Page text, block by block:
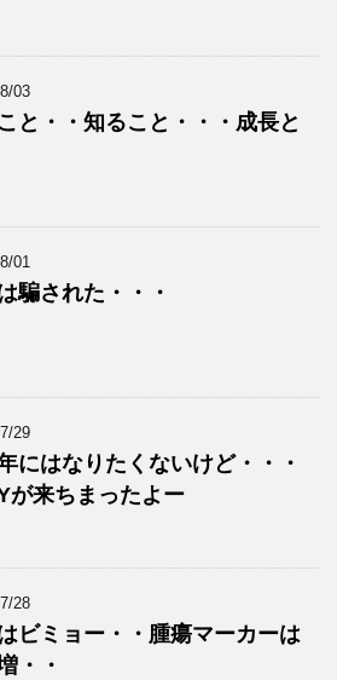
03
と・・知ること・・・成長と
01
騙された・・・
29
にはなりたくないけど・・・
が来ちまったよー
28
ビミョー・・腫瘍マーカーは
・・